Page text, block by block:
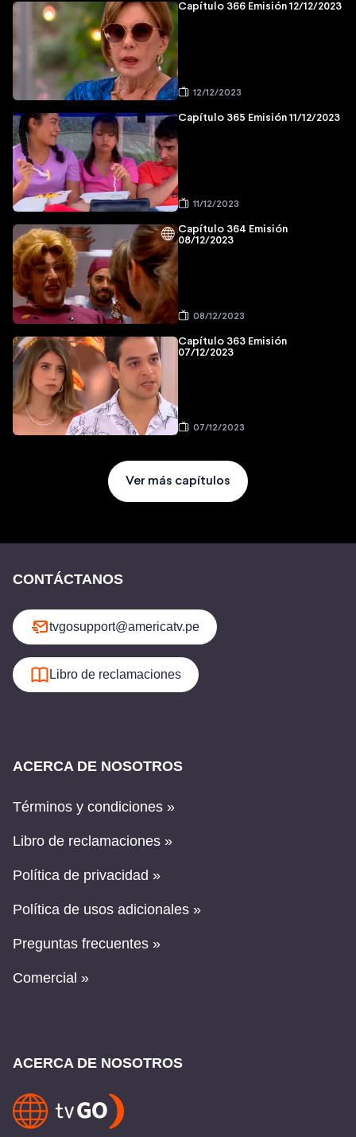
Capítulo 366 Emisión 12/12/2023
12/12/2023
Capítulo 365 Emisión 11/12/2023
11/12/2023
Capítulo 364 Emisión
08/12/2023
08/12/2023
Capítulo 363 Emisión
07/12/2023
07/12/2023
Ver más capítulos
CONTÁCTANOS
tvgosupport@americatv.pe
Libro de reclamaciones
ACERCA DE NOSOTROS
Términos y condiciones »
Libro de reclamaciones »
Política de privacidad »
Política de usos adicionales »
Preguntas frecuentes »
Comercial »
ACERCA DE NOSOTROS